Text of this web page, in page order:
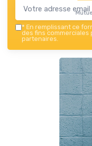
* En remplissant ce
des fins commerciales
partenaires.